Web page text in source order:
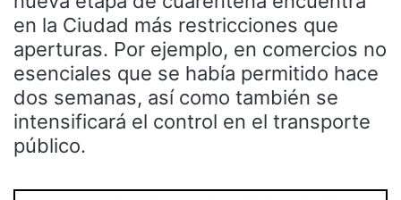
en la Ciudad más restricciones que
aperturas. Por ejemplo, en comercios no
esenciales que se había permitido hace
dos semanas, así como también se
intensificará el control en el transporte
público.